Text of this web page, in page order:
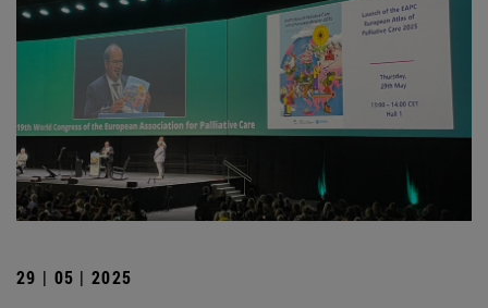
29 | 05 | 2025